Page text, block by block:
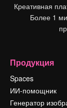
Креативная
Более 1
Продукция
Spaces
ИИ-помощник
Генератор